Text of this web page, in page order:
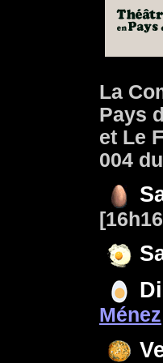
La
Pays
et Le
004
Ménez